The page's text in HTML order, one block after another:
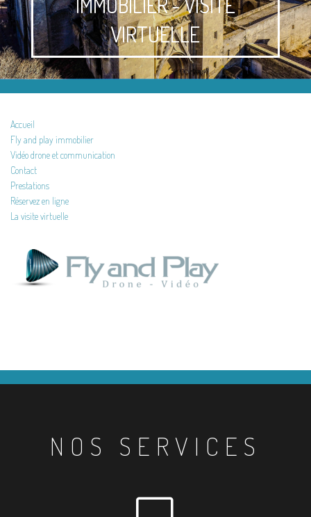
VIRTUELLE
Accueil
Fly and play immobilier
Vidéo drone et communication
Contact
Prestations
Réservez en ligne
La visite virtuelle
NOS SERVICES